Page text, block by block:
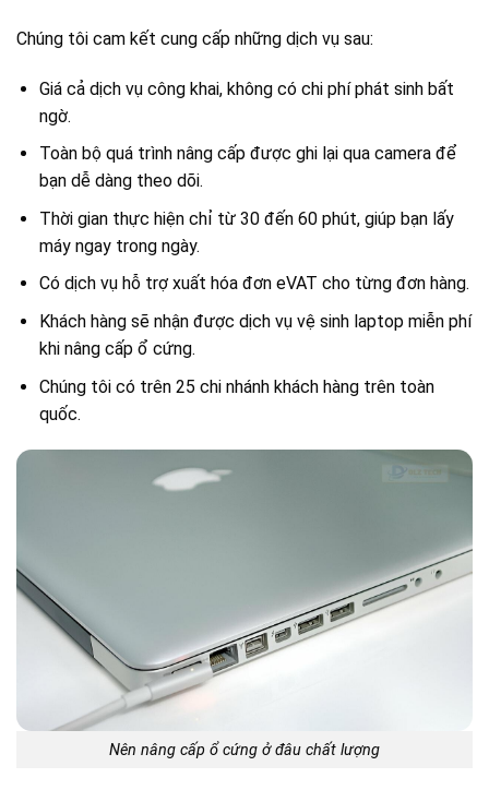
Chúng tôi cam kết cung cấp những dịch vụ sau:
Giá cả dịch vụ công khai, không có chi phí phát sinh bất
ngờ.
Toàn bộ quá trình nâng cấp được ghi lại qua camera để
bạn dễ dàng theo dõi.
Thời gian thực hiện chỉ từ 30 đến 60 phút, giúp bạn lấy
máy ngay trong ngày.
Có dịch vụ hỗ trợ xuất hóa đơn eVAT cho từng đơn hàng.
Khách hàng sẽ nhận được dịch vụ vệ sinh laptop miễn phí
khi nâng cấp ổ cứng.
Chúng tôi có trên 25 chi nhánh khách hàng trên toàn
quốc.
Nên nâng cấp ổ cứng ở đâu chất lượng